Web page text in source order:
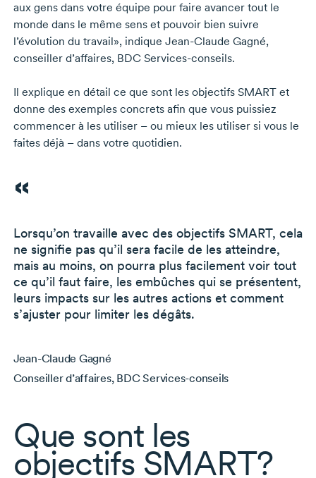
aux gens dans votre équipe pour faire avancer tout le
monde dans le même sens et pouvoir bien suivre
l’évolution du travail», indique Jean-Claude Gagné,
conseiller d’affaires, BDC Services-conseils.
Il explique en détail ce que sont les objectifs SMART et
donne des exemples concrets afin que vous puissiez
commencer à les utiliser – ou mieux les utiliser si vous le
faites déjà – dans votre quotidien.
Lorsqu’on travaille avec des objectifs SMART, cela
ne signifie pas qu’il sera facile de les atteindre,
mais au moins, on pourra plus facilement voir tout
ce qu’il faut faire, les embûches qui se présentent,
leurs impacts sur les autres actions et comment
s’ajuster pour limiter les dégâts.
Jean-Claude Gagné
Conseiller d’affaires, BDC Services-conseils
Que sont les
objectifs SMART?